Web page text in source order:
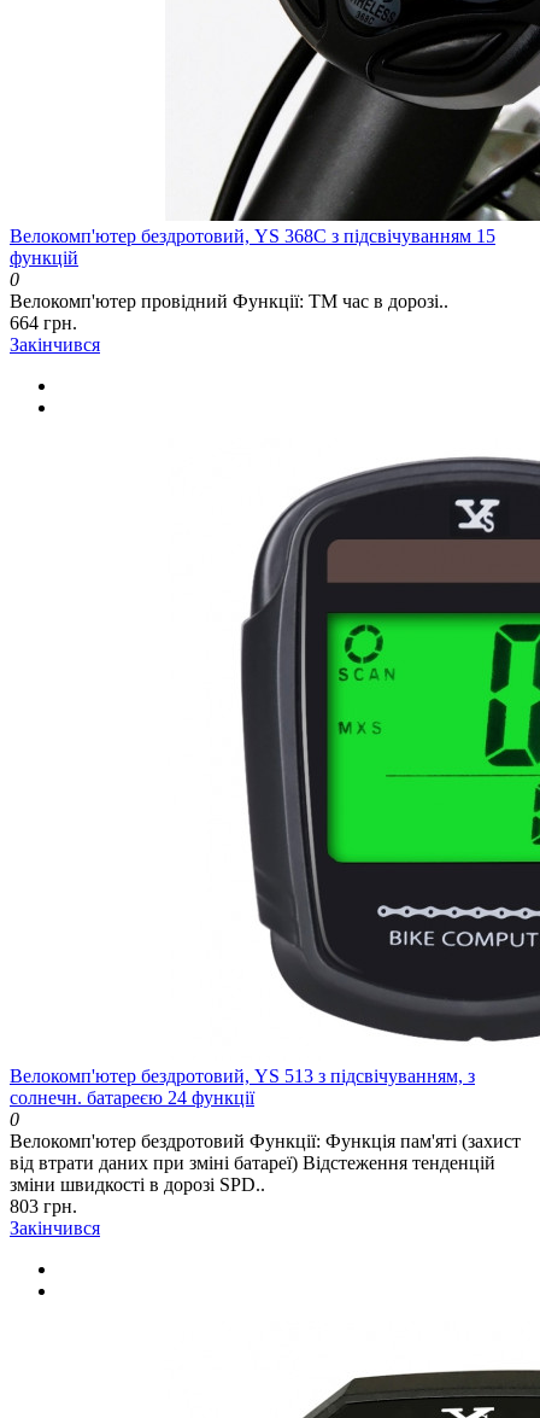
Велокомп'ютер бездротовий, YS 368С з підсвічуванням 15
функцій
0
Велокомп'ютер провідний Функції: ТМ час в дорозі..
664 грн.
Закінчився
Велокомп'ютер бездротовий, YS 513 з підсвічуванням, з
солнечн. батареєю 24 функції
0
Велокомп'ютер бездротовий Функції: Функція пам'яті (захист
від втрати даних при зміні батареї) Відстеження тенденцій
зміни швидкості в дорозі SPD..
803 грн.
Закінчився